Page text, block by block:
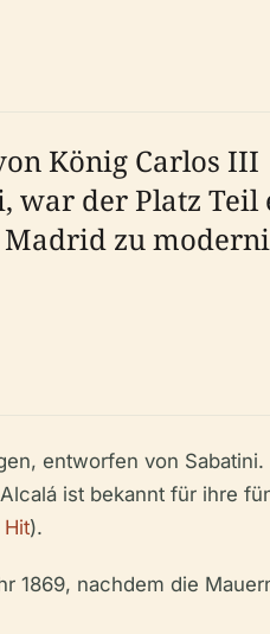
König Carlos III
war der Platz Teil
zu
entworfen von Sabatini.
ist bekannt für ihre
Hit).
1869, nachdem die